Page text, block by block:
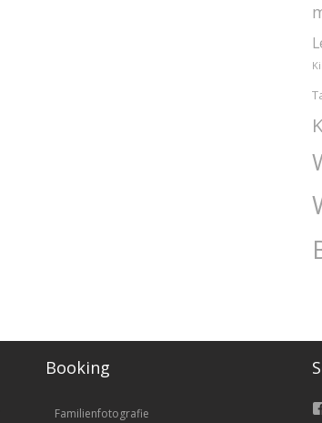
Booking
Familienfotografie